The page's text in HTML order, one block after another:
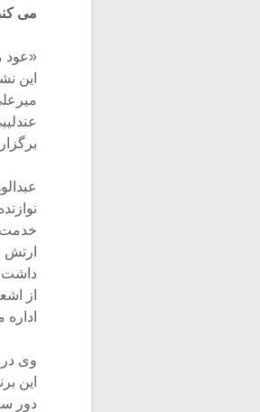
می
«عود
این
داشت
از
دور